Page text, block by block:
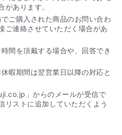
があります。
ご購入された商品のお問い合わ
ご連絡させていただく場合があ
間を頂戴する場合や、回答でき
暇期間は翌営業日以降の対応と
」からのメールが受信で
リストに追加していただくよう